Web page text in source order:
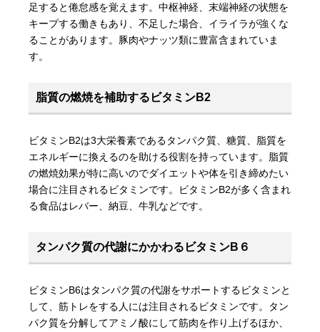
足すると倦怠感を覚えます。中枢神経、末端神経の状態を
キープする働きもあり、不足した場合、イライラが強くな
ることがあります。豚肉やナッツ類に豊富含まれていま
す。
脂質の燃焼を補助するビタミンB2
ビタミンB2は3大栄養素であるタンパク質、糖質、脂質を
エネルギーに換えるのを助ける役割を持っています。脂質
の燃焼効果が特に高いのでダイエットや体を引き締めたい
場合に注目されるビタミンです。ビタミンB2が多く含まれ
る食品はレバー、納豆、牛乳などです。
タンパク質の代謝にかかわるビタミンB６
ビタミンB6はタンパク質の代謝をサポートするビタミンと
して、筋トレをする人には注目されるビタミンです。タン
パク質を分解してアミノ酸にして筋肉を作り上げるほか、